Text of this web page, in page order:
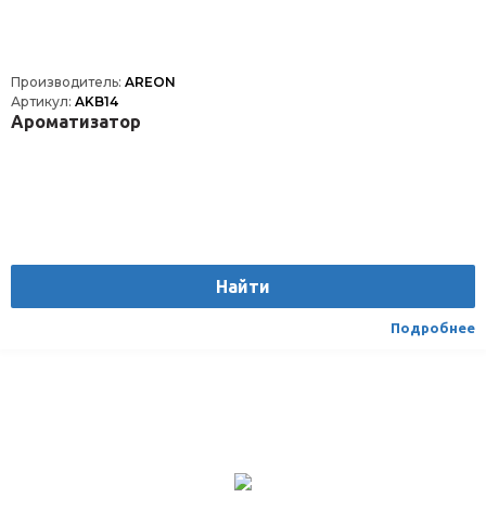
Производитель: AREON
Артикул: AKB14
Ароматизатор
Найти
Подробнее